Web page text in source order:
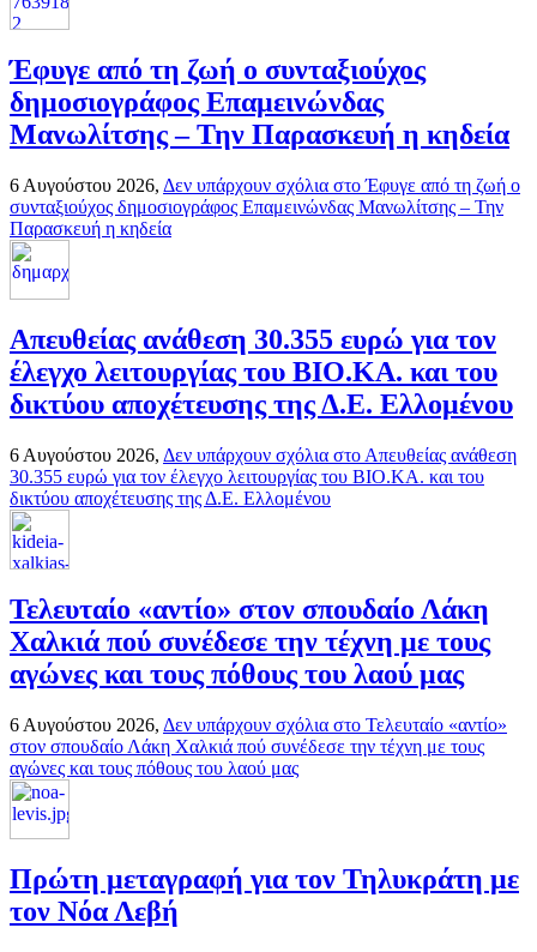
Έφυγε από τη ζωή ο συνταξιούχος
δημοσιογράφος Επαμεινώνδας
Μανωλίτσης – Την Παρασκευή η κηδεία
6 Αυγούστου 2026, Δεν υπάρχουν σχόλια στο Έφυγε από τη ζωή ο
συνταξιούχος δημοσιογράφος Επαμεινώνδας Μανωλίτσης – Την
Παρασκευή η κηδεία
Απευθείας ανάθεση 30.355 ευρώ για τον
έλεγχο λειτουργίας του ΒΙΟ.ΚΑ. και του
δικτύου αποχέτευσης της Δ.Ε. Ελλομένου
6 Αυγούστου 2026, Δεν υπάρχουν σχόλια στο Απευθείας ανάθεση
30.355 ευρώ για τον έλεγχο λειτουργίας του ΒΙΟ.ΚΑ. και του
δικτύου αποχέτευσης της Δ.Ε. Ελλομένου
Τελευταίο «αντίο» στον σπουδαίο Λάκη
Χαλκιά πού συνέδεσε την τέχνη με τους
αγώνες και τους πόθους του λαού μας
6 Αυγούστου 2026, Δεν υπάρχουν σχόλια στο Τελευταίο «αντίο»
στον σπουδαίο Λάκη Χαλκιά πού συνέδεσε την τέχνη με τους
αγώνες και τους πόθους του λαού μας
Πρώτη μεταγραφή για τον Τηλυκράτη με
τον Νόα Λεβή